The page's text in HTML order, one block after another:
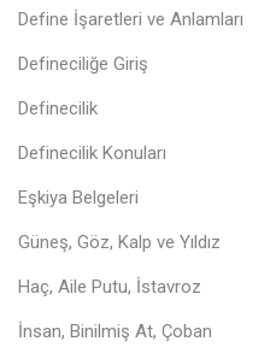
Define İşaretleri ve Anlamları
Defineciliğe Giriş
Definecilik
Definecilik Konuları
Eşkiya Belgeleri
Güneş, Göz, Kalp ve Yıldız
Haç, Aile Putu, İstavroz
İnsan, Binilmiş At, Çoban